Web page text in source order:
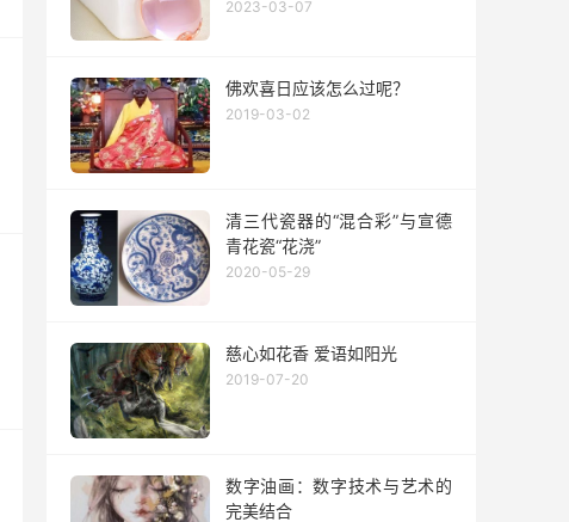
2023-03-07
佛欢喜日应该怎么过呢？
2019-03-02
清三代瓷器的“混合彩”与宣德
青花瓷“花浇”
2020-05-29
慈心如花香 爱语如阳光
2019-07-20
数字油画：数字技术与艺术的
完美结合